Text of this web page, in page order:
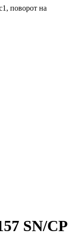
поворот на
SN/CP